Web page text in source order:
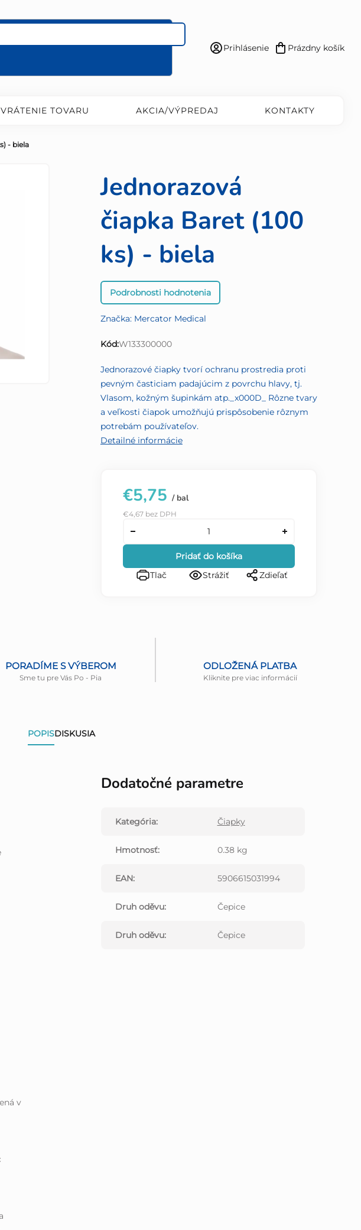
Prihlásenie
Nákupný
Prázdny košík
VRÁTENIE TOVARU AKCIA/VÝPREDAJ KONTAKTY
- biela
Jednorazová
čiapka Baret (100
ks) - biela
Priemerné
hodnotenie
je
0,0
5
hviezdičiek.
Podrobnosti hodnotenia
Značka: Mercator Medical
Kód:W133300000
Jednorazové čiapky tvorí ochranu prostredia proti
pevným časticiam padajúcim z povrchu hlavy, tj.
Vlasom, kožným šupinkám atp._x000D_ Rôzne tvary
a veľkosti čiapok umožňujú prispôsobenie rôznym
potrebám používateľov.
Detailné informácie
€5,75 / bal
€4,67 bez DPH
Pridať do košíka
Tlač
Strážiť Zdieľať
PORADÍME S VÝBEROM
Sme tu pre Vás Po - Pia
ODLOŽENÁ PLATBA
Kliknite pre viac informácií
POPISDISKUSIA
v
Dodatočné parametre
Kategória: Čiapky
Hmotnosť: 0.38 kg
EAN: 5906615031994
Druh oděvu: Čepice
Druh oděvu: Čepice